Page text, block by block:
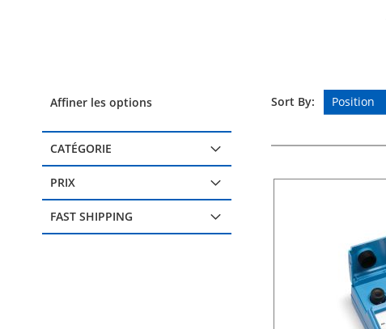
Sort By:
Affiner les options
CATÉGORIE
PRIX
FAST SHIPPING